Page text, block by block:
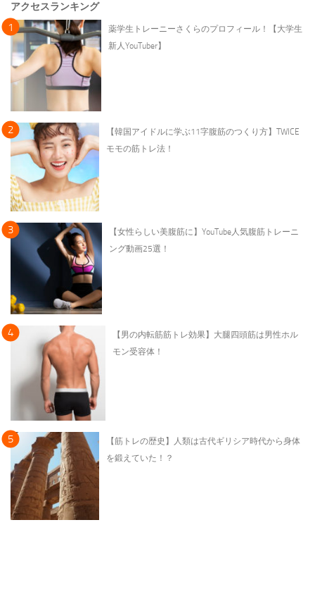
アクセスランキング
薬学生トレーニーさくらのプロフィール！【大学生
新人YouTuber】
【韓国アイドルに学ぶ11字腹筋のつくり方】TWICE
モモの筋トレ法！
【女性らしい美腹筋に】YouTube人気腹筋トレーニ
ング動画25選！
【男の内転筋筋トレ効果】大腿四頭筋は男性ホル
モン受容体！
【筋トレの歴史】人類は古代ギリシア時代から身体
を鍛えていた！？